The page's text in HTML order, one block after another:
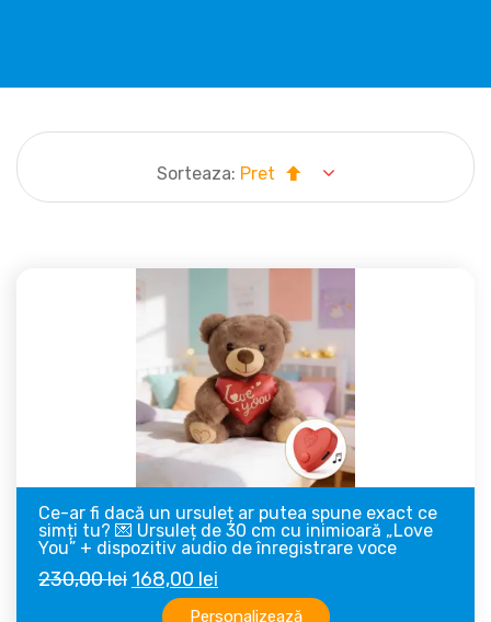
Sorteaza: Pret
Ce-ar fi dacă un ursuleț ar putea spune exact ce
simți tu? 💌 Ursuleț de 30 cm cu inimioară „Love
You” + dispozitiv audio de înregistrare voce
230,00lei Prețul
inițial
168,00 lei
curent
Personalizează